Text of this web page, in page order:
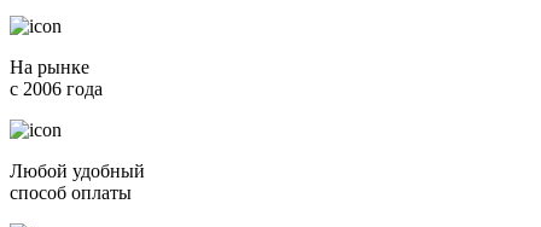
На рынке
c 2006 года
Любой удобный
способ оплаты